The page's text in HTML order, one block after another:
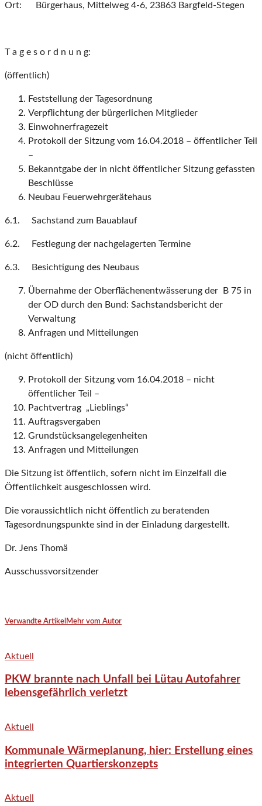
Ort: Bürgerhaus, Mittelweg 4-6, 23863 Bargfeld-Stegen
T a g e s o r d n u n g:
(öffentlich)
Feststellung der Tagesordnung
Verpflichtung der bürgerlichen Mitglieder
Einwohnerfragezeit
Protokoll der Sitzung vom 16.04.2018 – öffentlicher Teil
–
Bekanntgabe der in nicht öffentlicher Sitzung gefassten
Beschlüsse
Neubau Feuerwehrgerätehaus
6.1. Sachstand zum Bauablauf
6.2. Festlegung der nachgelagerten Termine
6.3. Besichtigung des Neubaus
Übernahme der Oberflächenentwässerung der B 75 in
der OD durch den Bund: Sachstandsbericht der
Verwaltung
Anfragen und Mitteilungen
(nicht öffentlich)
Protokoll der Sitzung vom 16.04.2018 – nicht
öffentlicher Teil –
Pachtvertrag „Lieblings“
Auftragsvergaben
Grundstücksangelegenheiten
Anfragen und Mitteilungen
Die Sitzung ist öffentlich, sofern nicht im Einzelfall die
Öffentlichkeit ausgeschlossen wird.
Die voraussichtlich nicht öffentlich zu beratenden
Tagesordnungspunkte sind in der Einladung dargestellt.
Dr. Jens Thomä
Ausschussvorsitzender
Verwandte Artikel Mehr vom Autor
Aktuell
PKW brannte nach Unfall bei Lütau Autofahrer
lebensgefährlich verletzt
Aktuell
Kommunale Wärmeplanung, hier: Erstellung eines
integrierten Quartierskonzepts
Aktuell